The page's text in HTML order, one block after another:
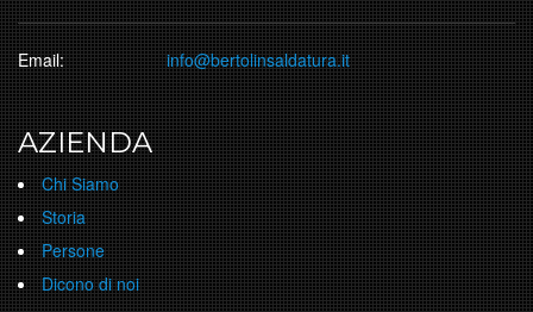
Email: info@bertolinsaldatura.it
AZIENDA
Chi Siamo
Storia
Persone
Dicono di noi